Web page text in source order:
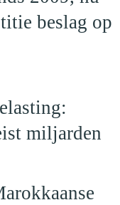
beslag op
miljarden